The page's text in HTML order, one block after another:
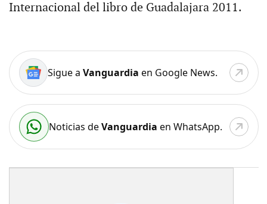
Internacional del libro de Guadalajara 2011.
Sigue a Vanguardia en Google News.
Noticias deVanguardia en WhatsApp.